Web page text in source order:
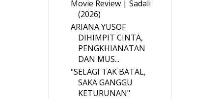
Movie Review | Sadali
(2026)
ARIANA YUSOF
DIHIMPIT CINTA,
PENGKHIANATAN
DAN MUS...
"SELAGI TAK BATAL,
SAKA GANGGU
KETURUNAN"